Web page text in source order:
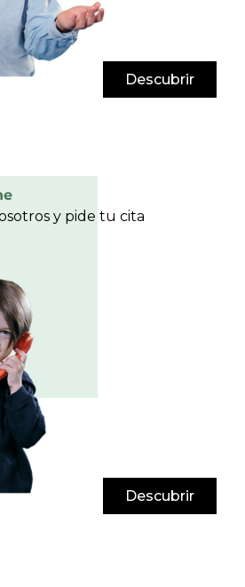
Descubrir
y pide tu cita
Descubrir